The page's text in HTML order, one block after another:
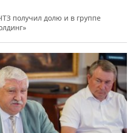
получил долю и в группе